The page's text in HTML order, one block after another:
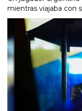
mientras viajaba con